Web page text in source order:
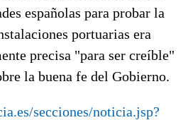
españolas para probar la
portuarias era
precisa "para ser creíble"
la buena fe del Gobierno.
secciones/noticia.jsp?